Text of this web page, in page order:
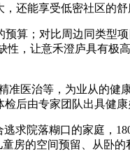
还能享受低密社区的舒
算；对比周边同类型
，让意禾澄庐具有极
治等，为业从的健
后由专家团队出具健康
求院落糊口的家庭，
房的空间预留、从卧的